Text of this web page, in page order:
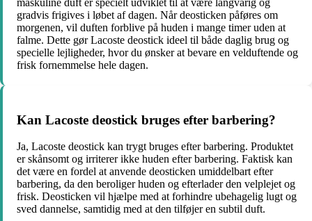
gradvis frigives i løbet af dagen. Når deosticken påføres om
morgenen, vil duften forblive på huden i mange timer uden at
falme. Dette gør Lacoste deostick ideel til både daglig brug og
specielle lejligheder, hvor du ønsker at bevare en velduftende og
frisk fornemmelse hele dagen.
Kan Lacoste deostick bruges efter barbering?
Ja, Lacoste deostick kan trygt bruges efter barbering. Produktet
er skånsomt og irriterer ikke huden efter barbering. Faktisk kan
det være en fordel at anvende deosticken umiddelbart efter
barbering, da den beroliger huden og efterlader den velplejet og
frisk. Deosticken vil hjælpe med at forhindre ubehagelig lugt og
sved dannelse, samtidig med at den tilføjer en subtil duft.